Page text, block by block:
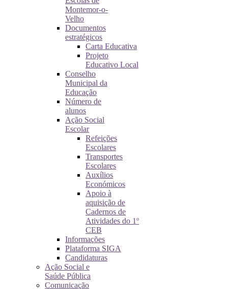
Montemor-o-
Velho
Documentos
estratégicos
Carta Educativa
Projeto
Educativo Local
Conselho
Municipal da
Educação
Número de
alunos
Ação Social
Escolar
Refeições
Escolares
Transportes
Escolares
Auxílios
Económicos
Apoio à
aquisição de
Cadernos de
Atividades do 1º
CEB
Informações
Plataforma SIGA
Candidaturas
Ação Social e
Saúde Pública
Comunicação